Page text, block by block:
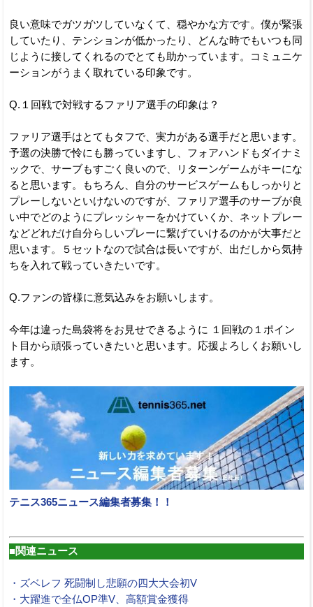
良い意味でガツガツしていなくて、穏やかな方です。僕が緊張
していたり、テンションが低かったり、どんな時でもいつも同
じように接してくれるのでとても助かっています。コミュニケ
ーションがうまく取れている印象です。
Q.１回戦で対戦するファリア選手の印象は？
ファリア選手はとてもタフで、実力がある選手だと思います。
予選の決勝で怜にも勝っていますし、フォアハンドもダイナミ
ックで、サーブもすごく良いので、リターンゲームがキーにな
ると思います。もちろん、自分のサービスゲームもしっかりと
プレーしないといけないのですが、ファリア選手のサーブが良
い中でどのようにプレッシャーをかけていくか、ネットプレー
などどれだけ自分らしいプレーに繋げていけるのかが大事だと
思います。５セットなので試合は長いですが、出だしから気持
ちを入れて戦っていきたいです。
Q.ファンの皆様に意気込みをお願いします。
今年は違った島袋将をお見せできるように １回戦の１ポイン
ト目から頑張っていきたいと思います。応援よろしくお願いし
ます。
テニス365ニュース編集者募集！！
■関連ニュース
・ズベレフ 死闘制し悲願の四大大会初V
・大躍進で全仏OP準V、高額賞金獲得